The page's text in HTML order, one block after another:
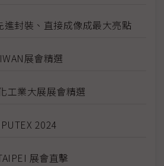
進封裝、直接成像成最大亮點
展會精選
工業大展展會精選
2024
展會直擊